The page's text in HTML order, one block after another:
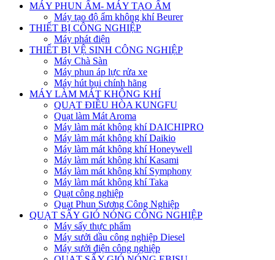
MÁY PHUN ẨM- MÁY TẠO ẨM
Máy tạo độ ẩm không khí Beurer
THIẾT BỊ CÔNG NGHIỆP
Máy phát điện
THIẾT BỊ VỆ SINH CÔNG NGHIỆP
Máy Chà Sàn
Máy phun áp lực rửa xe
Máy hút bụi chính hãng
MÁY LÀM MÁT KHÔNG KHÍ
QUẠT ĐIỀU HÒA KUNGFU
Quạt làm Mát Aroma
Máy làm mát không khí DAICHIPRO
Máy làm mát không khí Daikio
Máy làm mát không khí Honeywell
Máy làm mát không khí Kasami
Máy làm mát không khí Symphony
Máy làm mát không khí Taka
Quạt công nghiệp
Quạt Phun Sương Công Nghiệp
QUẠT SẤY GIÓ NÓNG CÔNG NGHIỆP
Máy sấy thực phẩm
Máy sưởi dầu công nghiệp Diesel
Máy sưởi điện công nghiệp